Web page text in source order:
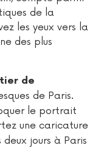
de la
les yeux vers la
des plus
de
de Paris.
le portrait
une caricature
jours à Paris